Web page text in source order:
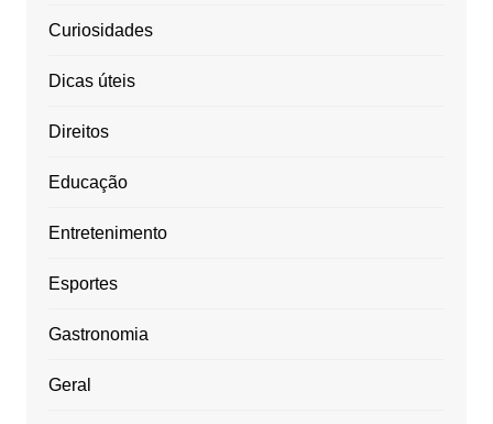
Curiosidades
Dicas úteis
Direitos
Educação
Entretenimento
Esportes
Gastronomia
Geral